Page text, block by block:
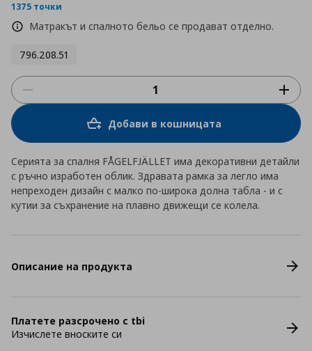
1375 точки
Матракът и спалното бельо се продават отделно.
796.208.51
Добави в кошницата
Серията за спалня FÅGELFJÄLLET има декоративни детайли
с ръчно изработен облик. Здравата рамка за легло има
непреходен дизайн с малко по-широка долна табла - и с
кутии за съхранение на плавно движещи се колела.
Описание на продукта
Платете разсрочено с tbi
Изчислете вноските си